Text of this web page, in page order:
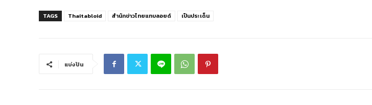
TAGS Thaitabloid สำนักข่าวไทยแทบลอยด์ เป็นประเด็น
แบ่งปัน